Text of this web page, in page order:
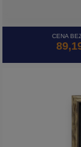
CENA